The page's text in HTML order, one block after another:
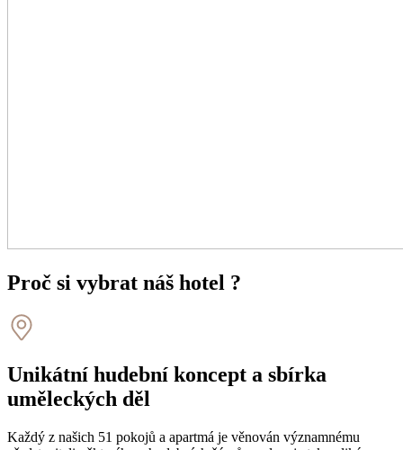
Proč si vybrat náš hotel ?
Unikátní hudební koncept a sbírka
uměleckých děl
Každý z našich 51 pokojů a apartmá je věnován významnému